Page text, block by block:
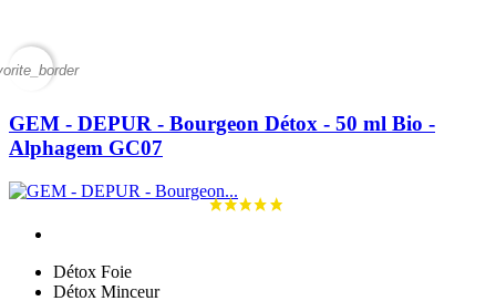
GEM - DEPUR - Bourgeon Détox - 50 ml Bio -
Alphagem GC07
Détox Foie
Détox Minceur